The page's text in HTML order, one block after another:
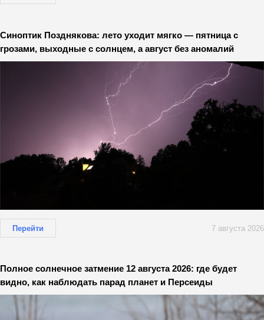
Синоптик Позднякова: лето уходит мягко — пятница с
грозами, выходные с солнцем, а август без аномалий
Перейти 7 августа 2026
Полное солнечное затмение 12 августа 2026: где будет
видно, как наблюдать парад планет и Персеиды